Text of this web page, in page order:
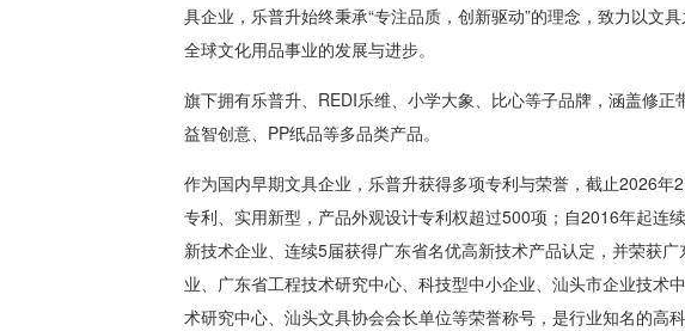
具企业，乐普升始终秉承“专注品质，创新驱动”的理念，致力以文
全球文化用品事业的发展与进步。
旗下拥有乐普升、REDI乐维、小学大象、比心等子品牌，涵盖修正
益智创意、PP纸品等多品类产品。
作为国内早期文具企业，乐普升获得多项专利与荣誉，截止2026年
专利、实用新型，产品外观设计专利权超过500项；自2016年起连
新技术企业、连续5届获得广东省名优高新技术产品认定，并荣获
业、广东省工程技术研究中心、科技型中小企业、汕头市企业技术
术研究中心、汕头文具协会会长单位等荣誉称号，是行业知名的高科